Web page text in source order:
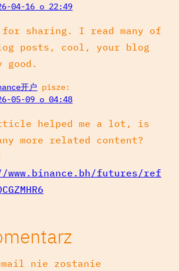
04-16 o 22:49
for sharing. I read many of
posts, cool, your blog
good.
开户 pisze:
05-09 o 04:48
helped me a lot, is
more related content?
futures/ref
nie zostanie